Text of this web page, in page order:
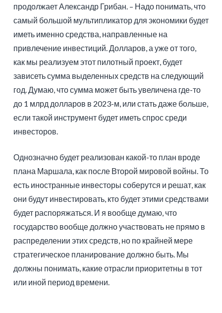
продолжает Александр Грибан. – Надо понимать, что
самый большой мультипликатор для экономики будет
иметь именно средства, направленные на
привлечение инвестиций. Долларов, а уже от того,
как мы реализуем этот пилотный проект, будет
зависеть сумма выделенных средств на следующий
год. Думаю, что сумма может быть увеличена где-то
до 1 млрд долларов в 2023-м, или стать даже больше,
если такой инструмент будет иметь спрос среди
инвесторов.
Однозначно будет реализован какой-то план вроде
плана Маршала, как после Второй мировой войны. То
есть иностранные инвесторы соберутся и решат, как
они будут инвестировать, кто будет этими средствами
будет распоряжаться. И я вообще думаю, что
государство вообще должно участвовать не прямо в
распределении этих средств, но по крайней мере
стратегическое планирование должно быть. Мы
должны понимать, какие отрасли приоритетны в тот
или иной период времени.